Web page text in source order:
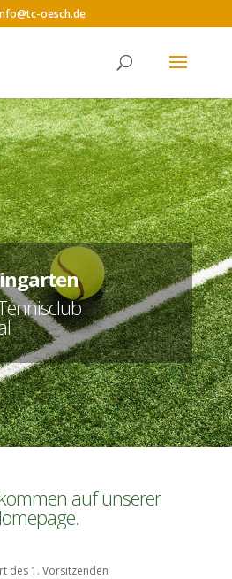
oesch.de
auf unserer
des 1. Vorsitzenden